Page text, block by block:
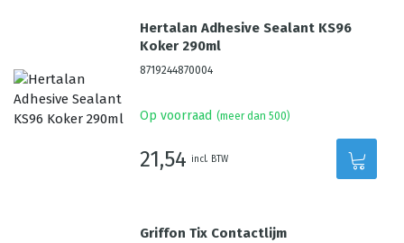
Hertalan Adhesive Sealant KS96
Koker 290ml
8719244870004
Op voorraad (meer dan 500)
21,54 incl. BTW
Griffon Tix Contactlijm